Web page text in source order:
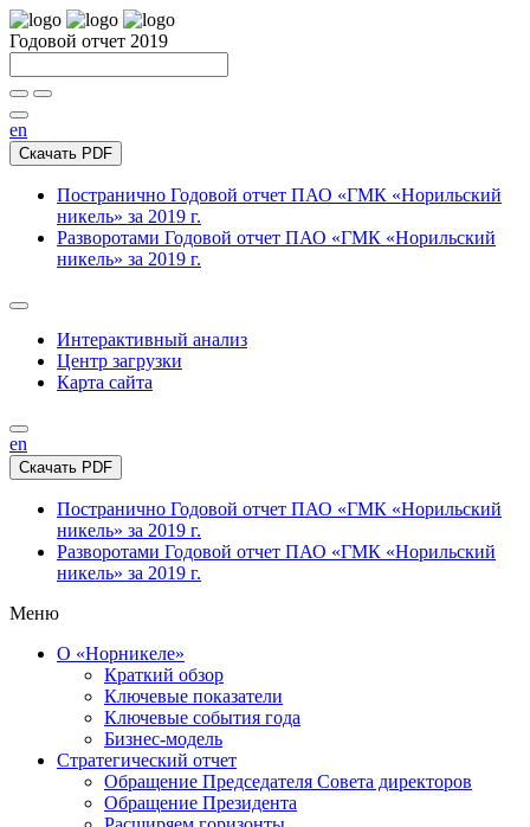
Годовой отчет 2019
en
Скачать PDF
Постранично Годовой отчет ПАО «ГМК «Норильский
никель» за 2019 г.
Разворотами Годовой отчет ПАО «ГМК «Норильский
никель» за 2019 г.
Интерактивный анализ
Центр загрузки
Карта сайта
en
Скачать PDF
Постранично Годовой отчет ПАО «ГМК «Норильский
никель» за 2019 г.
Разворотами Годовой отчет ПАО «ГМК «Норильский
никель» за 2019 г.
Меню
О «Норникеле»
Краткий обзор
Ключевые показатели
Ключевые события года
Бизнес-модель
Стратегический отчет
Обращение Председателя Совета директоров
Обращение Президента